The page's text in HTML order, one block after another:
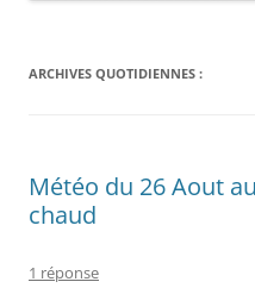
ARCHIVES QUOTIDIENNES :
Météo du 26 Aout
chaud
1 réponse